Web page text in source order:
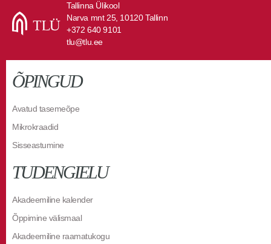
Tallinna Ülikool
Narva mnt 25, 10120 Tallinn
+372 640 9101
tlu@tlu.ee
ÕPINGUD
Avatud tasemeõpe
Mikrokraadid
Sisseastumine
TUDENGIELU
Akadeemiline kalender
Õppimine välismaal
Akadeemiline raamatukogu